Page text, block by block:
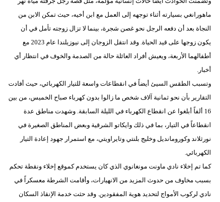
ماهورانغي بسيارته أثناء توجهه إلى العمل مع ابن أخيه، حيث تمكن الابن من
النجاة بعد أن دفعه الرجل نحو غصن شجرة، بينما لا تزال زوجته تأمل في أن
يكون زوجها على قيد الحياة. وقد انتقل الزوجان إلى نيوزيلندا عام 2023 مع
أطفالهما الأربعة، ويعيش أفراد العائلة حالة من الصدمة والخوف في انتظار أي
أخبار.
وتسبب الطقس السيئ أيضاً في انقطاعات واسعة للتيار الكهربائي، حيث أفادت
التقارير بأن نحو ثمانية آلاف شخص ما زالوا بدون كهرباء صباح الخميس، من بين
16 ألفاً أبلغوا عن انقطاع الكهرباء في الليلة السابقة. وشهدت مناطق عدة
انقطاعاً في التيار، بما في ذلك وايكاتو الشرقية وبعض المناطق الصغيرة في
نورثلاند وكورومانديل وخليج بلنتي وتايراويتي، مع استمرار جهود إعادة التيار
الكهربائي.
كما تم إخلاء نادي ماونت مونغانوي الذي كان يستخدم كموقع إخلاء ونقطة تحكم
بسبب مخاوف من حدوث المزيد من الانهيارات، وأقامت الشرطة معسكراً في
نادي لركوب الأمواج لتحديد هوية المفقودين. وقد حثت خدمة الإنقاذ السكان